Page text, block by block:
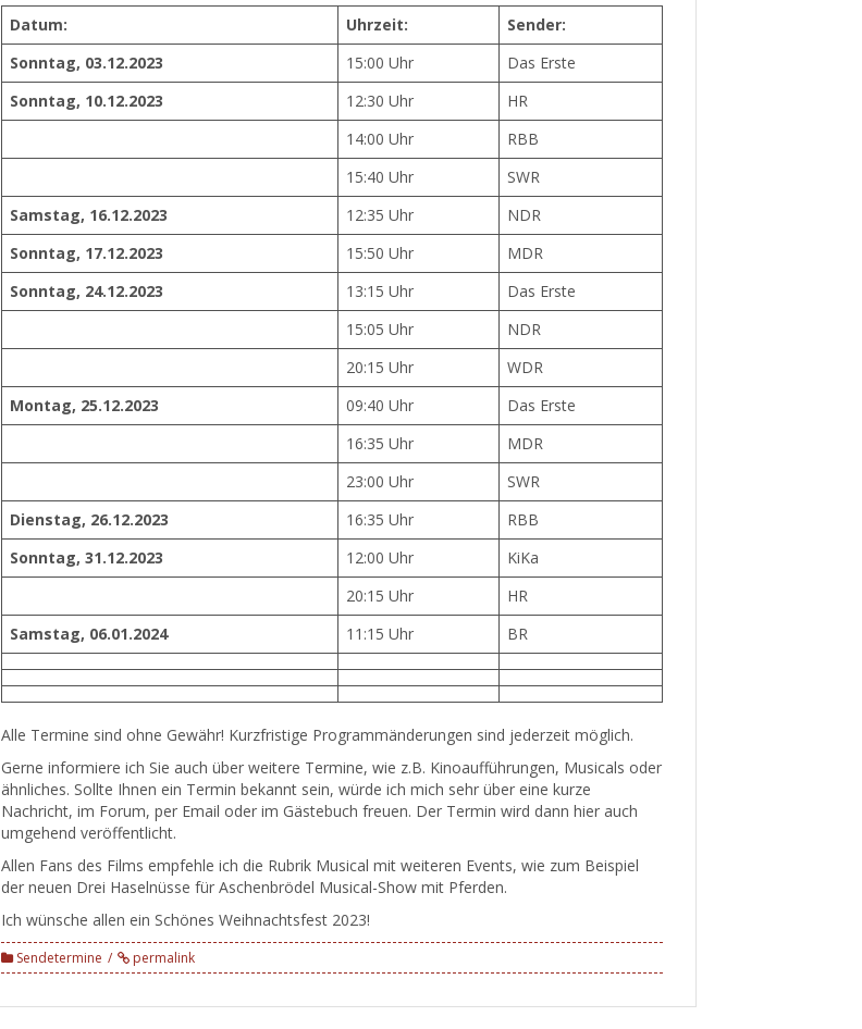
Datum:
Uhrzeit:
Sender:
Sonntag, 03.12.2023
15:00 Uhr
Das Erste
Sonntag, 10.12.2023
12:30 Uhr
HR
14:00 Uhr
RBB
15:40 Uhr
SWR
Samstag, 16.12.2023
12:35 Uhr
NDR
Sonntag, 17.12.2023
15:50 Uhr
MDR
Sonntag, 24.12.2023
13:15 Uhr
Das Erste
15:05 Uhr
NDR
20:15 Uhr
WDR
Montag, 25.12.2023
09:40 Uhr
Das Erste
16:35 Uhr
MDR
23:00 Uhr
SWR
Dienstag, 26.12.2023
16:35 Uhr
RBB
Sonntag, 31.12.2023
12:00 Uhr
KiKa
20:15 Uhr
HR
Samstag, 06.01.2024
11:15 Uhr BR
Alle Termine sind ohne Gewähr! Kurzfristige Programmänderungen sind jederzeit möglich.
Gerne informiere ich Sie auch über weitere Termine, wie z.B. Kinoaufführungen, Musicals oder
ähnliches. Sollte Ihnen ein Termin bekannt sein, würde ich mich sehr über eine kurze
Nachricht, im Forum, per Email oder im Gästebuch freuen. Der Termin wird dann hier auch
umgehend veröffentlicht.
Allen Fans des Films empfehle ich die Rubrik Musical mit weiteren Events, wie zum Beispiel
der neuen Drei Haselnüsse für Aschenbrödel Musical-Show mit Pferden.
Ich wünsche allen ein Schönes Weihnachtsfest 2023!
Sendetermine permalink